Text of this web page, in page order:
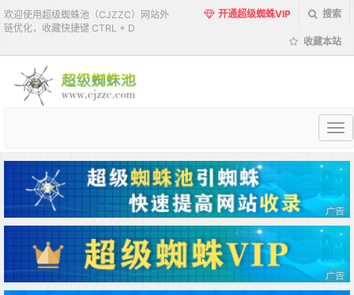
欢迎使用超级蜘蛛池（CJZZC）网站外
链优化，收藏快捷键 CTRL + D
开通超级蜘蛛VIP 搜索
收藏本站
超
蜘
蛛
池